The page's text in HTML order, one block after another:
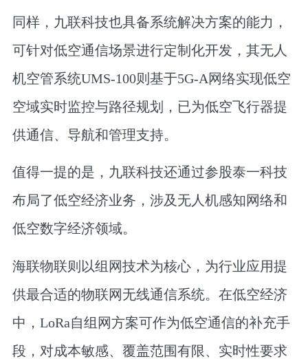
同样，九联科技也具备系统解决方案的能力，
可针对低空通信场景进行定制化开发，其无人
机空管系统UMS-100则基于5G-A网络实现低空
空域实时监控与路径规划，已为低空飞行器提
供通信、导航和管理支持。
值得一提的是， 九联科技还通过参股泰一科技
布局了低空经济业务，涉及无人机感知网络和
低空数字经济领域。
海联物联则以组网技术为核心，为行业应用提
供最合适的物联网无线通信系统。在低空经济
中，LoRa自组网方案可作为低空通信的补充手
段，对成本敏感、覆盖范围有限、实时性要求